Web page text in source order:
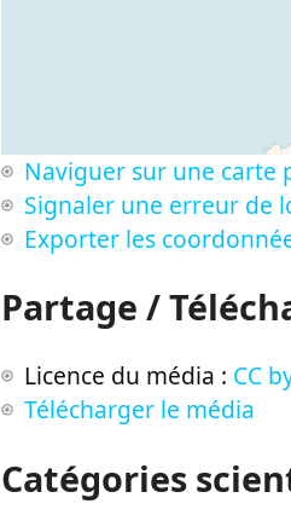
Naviguer sur une carte
Signaler une erreur de
Exporter les
Partage /
Licence du média : CC
Télécharger le média
Catégories